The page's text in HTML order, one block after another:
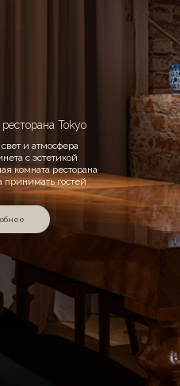
Tokyo
и атмосфера
с эстетикой
комната ресторана
принимать гостей